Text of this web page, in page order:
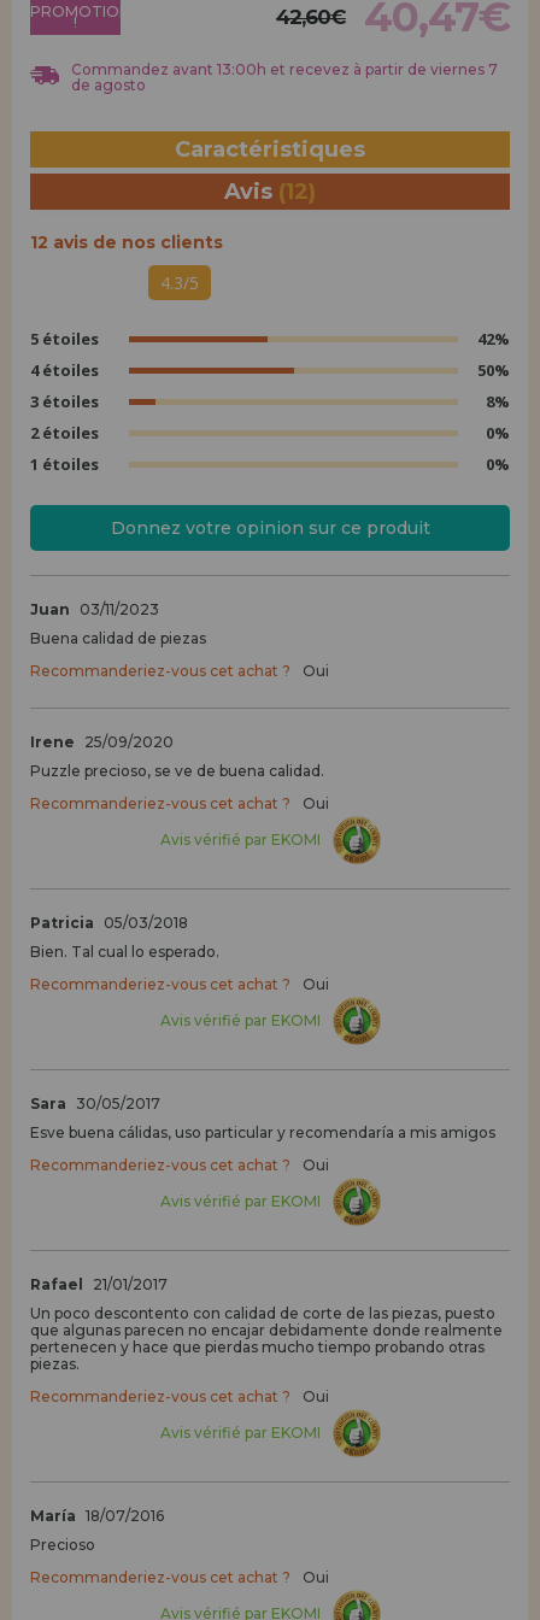
Allez-y! Nous vous attendions.
ENREGISTREMENT DISTRIBUTEUR
PROMOTION
! 42,60€ 40,47€
Commandez avant 13:00h et recevez à partir de viernes 7
de agosto
Caractéristiques
Avis (12)
12 avis de nos clients
4.3/5
5 étoiles
42%
4 étoiles
50%
3 étoiles
8%
2 étoiles
0%
1 étoiles
0%
Donnez votre opinion sur ce produit
Juan
03/11/2023
Buena calidad de piezas
Recommanderiez-vous cet achat ?
Oui
Irene
25/09/2020
Puzzle precioso, se ve de buena calidad.
Recommanderiez-vous cet achat ?
Oui
Avis vérifié par EKOMI
Patricia
05/03/2018
Bien. Tal cual lo esperado.
Recommanderiez-vous cet achat ?
Oui
Avis vérifié par EKOMI
Sara
30/05/2017
Esve buena cálidas, uso particular y recomendaría a mis amigos
Recommanderiez-vous cet achat ?
Oui
Avis vérifié par EKOMI
Rafael
21/01/2017
Un poco descontento con calidad de corte de las piezas, puesto
que algunas parecen no encajar debidamente donde realmente
pertenecen y hace que pierdas mucho tiempo probando otras
piezas.
Recommanderiez-vous cet achat ?
Oui
Avis vérifié par EKOMI
María 18/07/2016
Precioso
Recommanderiez-vous cet achat ?
Oui
Avis vérifié par EKOMI